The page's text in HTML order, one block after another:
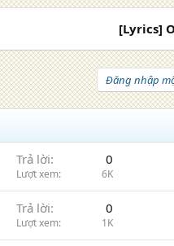
[Lyrics]
Đăng nhập
Trả lời 0
Lượt xem 6K
Trả lời 0
Lượt xem 1K